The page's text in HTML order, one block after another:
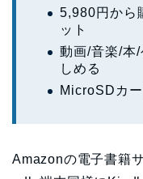
5,980円から
ット
動画/音楽/本
しめる
MicroSDカ
Amazonの電子書籍